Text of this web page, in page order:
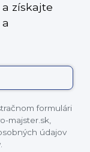
získajte
formulári
majster.sk,
údajov